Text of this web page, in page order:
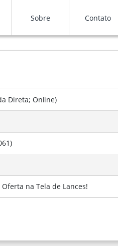
Sobre Contato
Direta;Online)
na Tela de Lances!